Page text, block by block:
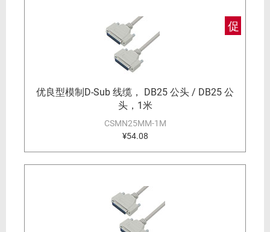
促
优良型模制D-Sub 线缆， DB25 公头 / DB25 公
头，1米
CSMN25MM-1M
¥54.08